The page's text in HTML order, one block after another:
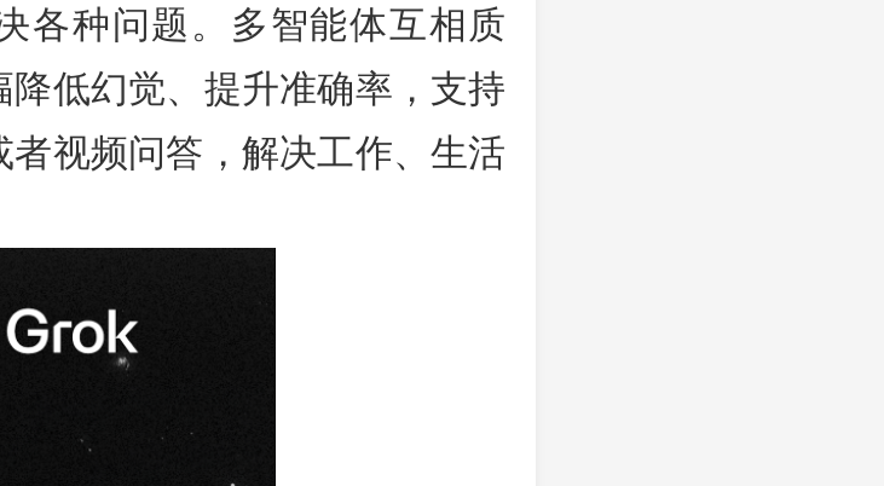
各种问题。多智能体互相质
低幻觉、提升准确率，支持
视频问答，解决工作、生活